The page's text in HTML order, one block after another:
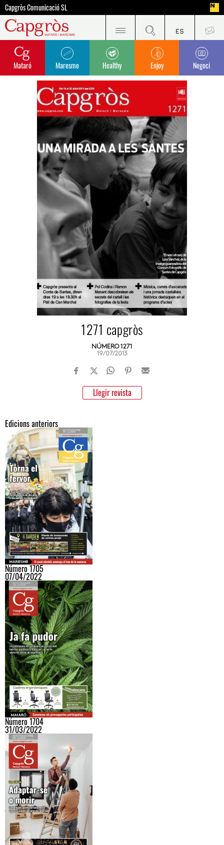
Capgròs Comunicació SL
Mataró Maresme Healthy Enjoy Negoci
1271 capgròs
NÚMERO 1271
19/07/2013
Llegir revista
Edicions anteriors
Número 1705
07/04/2022
Número 1704
31/03/2022